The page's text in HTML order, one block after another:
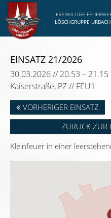
FREIWILLIGE
LÖSCHGRUPPE URBACH
EINSATZ 21/2026
30.03.2026 // 20.53 –
Kaiserstraße, PZ // FEU1
VORHERIGER EINSATZ
ZURÜCK ZUR
Kleinfeuer in einer